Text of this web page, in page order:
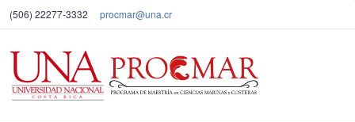
(506) 22277-3332 procmar@una.cr